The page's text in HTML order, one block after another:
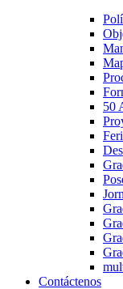
50
Contáctenos